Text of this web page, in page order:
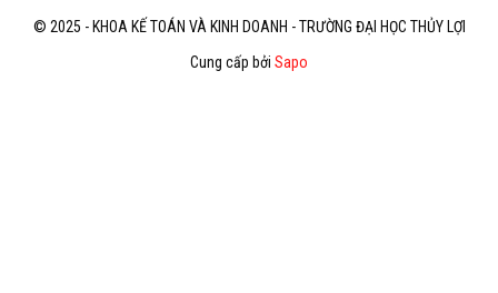
© 2025 - KHOA KẾ TOÁN VÀ KINH DOANH - TRƯỜNG ĐẠI HỌC THỦY LỢI
Cung cấp bởi Sapo